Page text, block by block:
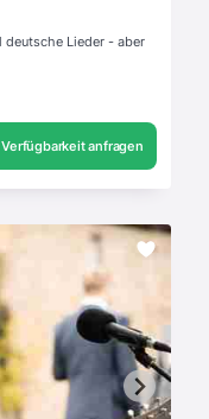
deutsche Lieder - aber
Verfügbarkeit anfragen